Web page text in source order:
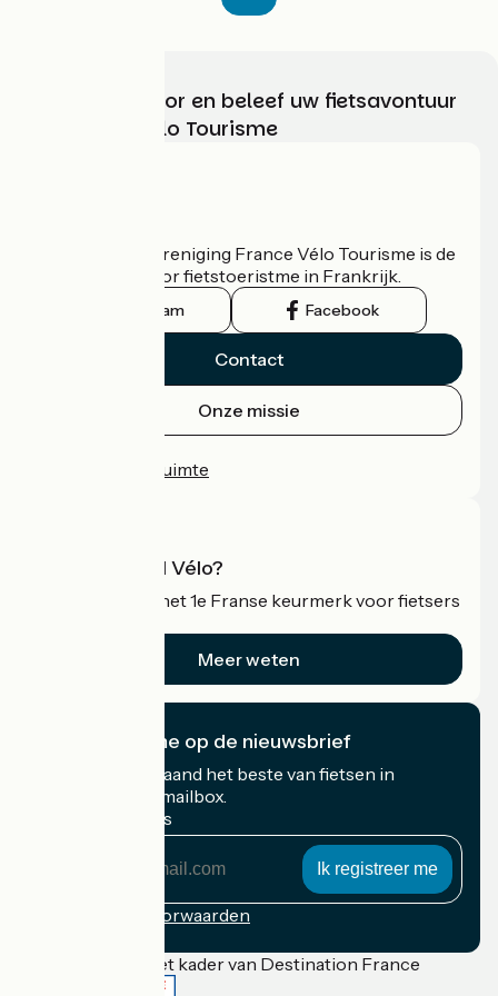
Kies, bereid voor en beleef uw fietsavontuur
met France Vélo Tourisme
De nationale vereniging France Vélo Tourisme is de
officiële gids voor fietstoeristme in Frankrijk.
Instagram Facebook
Contact
Onze missie
Professionele ruimte
Wat is Accueil Vélo?
Accueil Vélo is het 1e Franse keurmerk voor fietsers
Meer weten
Ik abonneer me op de nieuwsbrief
Ontvang elke maand het beste van fietsen in
Frankrijk in uw mailbox.
Mijn e-mailadres
Inschrijvingsvoorwaarden
Gefinancierd in het kader van Destination France